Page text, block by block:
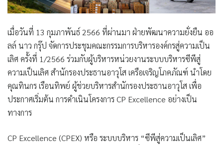
เมื่อวันที่ 13 กุมภาพันธ์ 2566 ที่ผ่านมา ฝ่ายพัฒนาความยั่งยืน ออ
ลล์ นาว กรุ๊ป จัดการประชุมคณะกรรมการบริหารองค์กรสู่ความเป็น
เลิศ ครั้งที่ 1/2566 ร่วมกับผู้บริหารหน่วยงานระบบบริหารซีพีสู่
ความเป็นเลิศ สำนักรองประธานอาวุโส เครือเจริญโภคภัณฑ์ นำโดย
คุณทินกร เรือนทิพย์ ผู้ช่วยบริหารสำนักรองประธานอาวุโส เพื่อ
ประกาศเริ่มต้น การดำเนินโครงการ CP Excellence อย่างเป็น
ทางการ
CP Excellence (CPEX) หรือ ระบบบริหาร “ซีพีสู่ความเป็นเลิศ”